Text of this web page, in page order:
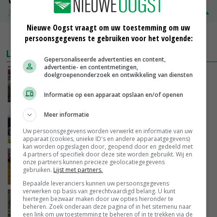
Zuivel NL
€ 345,00
MEER MARKTPRIJZEN
LAATSTE NIEUWS
‘Door hittegolf is aantal terugkomers bij
VANDAAG, 06:19
Gemiddelde Europese melkprijs daalt licht in
GISTEREN, 17:04
Frans onderzoekcentrum bestrijkt hele
varkensvleesketen
Emmeloord noteert eerste zaaiuien op
maximaal 20 euro
Nieuwe Oogst vraagt om uw toestemming om uw
persoonsgegevens te gebruiken voor het volgende:
Gepersonaliseerde advertenties en content,
advertentie- en contentmetingen,
doelgroepenonderzoek en ontwikkeling van diensten
Informatie op een apparaat opslaan en/of openen
Meer informatie
Uw persoonsgegevens worden verwerkt en informatie van uw
apparaat (cookies, unieke ID's en andere apparaatgegevens)
kan worden opgeslagen door, geopend door en gedeeld met
4 partners of specifiek door deze site worden gebruikt. Wij en
onze partners kunnen precieze geolocatiegegevens
gebruiken. Lijst met partners.
Bepaalde leveranciers kunnen uw persoonsgegevens
verwerken op basis van gerechtvaardigd belang. U kunt
hiertegen bezwaar maken door uw opties hieronder te
beheren. Zoek onderaan deze pagina of in het sitemenu naar
een link om uw toestemming te beheren of in te trekken via de